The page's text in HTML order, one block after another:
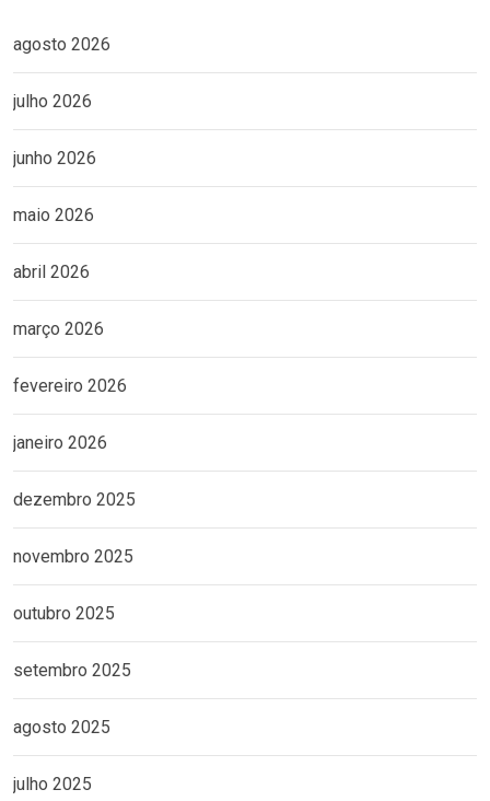
agosto 2026
julho 2026
junho 2026
maio 2026
abril 2026
março 2026
fevereiro 2026
janeiro 2026
dezembro 2025
novembro 2025
outubro 2025
setembro 2025
agosto 2025
julho 2025